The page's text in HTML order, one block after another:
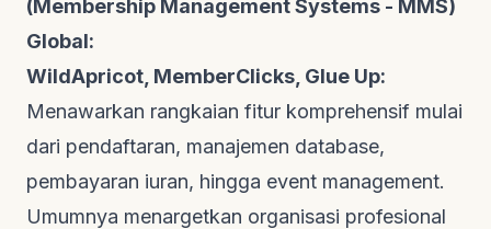
(Membership Management Systems - MMS)
Global:
WildApricot, MemberClicks, Glue Up:
Menawarkan rangkaian fitur komprehensif mulai
dari pendaftaran, manajemen database,
pembayaran iuran, hingga event management.
Umumnya menargetkan organisasi profesional